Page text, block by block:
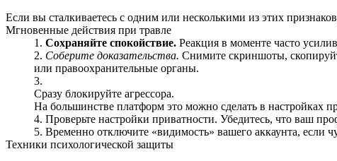
Если вы сталкиваетесь с одним или несколькими из этих
Мгновенные действия при травле
Сохраняйте спокойствие. Реакция в моменте часто
Соберите доказательства. Снимите скриншоты,
или правоохранительные органы.
Сразу блокируйте агрессора.
На большинстве платформ это можно сделать в настройках
Проверьте настройки приватности. Убедитесь, что ваш
Временно отключите «видимость» вашего аккаунта, если
Техники психологической защиты